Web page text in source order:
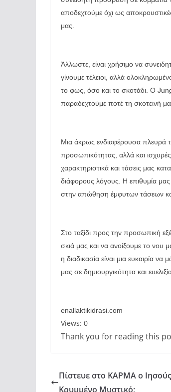
αποδεχτούμε όχι ως
μας.
Άλλωστε, είναι χρήσιμο να
γίνουμε τέλειοι, αλλά
το φως, όσο και το σκοτάδι. Ο Jung
παραδεχτούμε ποτέ τη σκοτεινή
Μια άκρως ενδιαφέρουσα πλευρά
προσωπικότητας, αλλά και
χαρακτηριστικά και τάσεις μας
διάφορους λόγους. Η επιθυμία
στην απώθηση έμφυτων τάσεων
Στο ταξίδι προς την προσωπική
σκιά μας και να ανοίξουμε το νου
η διαδικασία είναι μια ευκαιρία
μας σε δημιουργικότητα και
enallaktikidrasi.com
Views: 0
Thank you for reading this
Πίστευε στο ΚΑΡΜΑ ο
Κρυμμένο Μυστικό;